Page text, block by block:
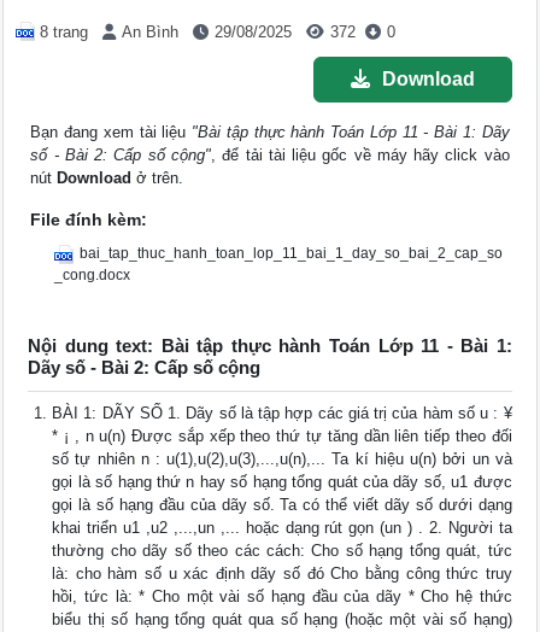
8 trang An Bình 29/08/2025 372 0
Download
Bạn đang xem tài liệu "Bài tập thực hành Toán Lớp 11 - Bài 1: Dãy
số - Bài 2: Cấp số cộng", để tải tài liệu gốc về máy hãy click vào
nút Download ở trên.
File đính kèm:
bai_tap_thuc_hanh_toan_lop_11_bai_1_day_so_bai_2_cap_so
_cong.docx
Nội dung text: Bài tập thực hành Toán Lớp 11 - Bài 1:
Dãy số - Bài 2: Cấp số cộng
BÀI 1: DÃY SỐ 1. Dãy số là tập hợp các giá trị của hàm số u : ¥
* ¡ , n u(n) Được sắp xếp theo thứ tự tăng dần liên tiếp theo đối
số tự nhiên n : u(1),u(2),u(3),...,u(n),... Ta kí hiệu u(n) bởi un và
gọi là số hạng thứ n hay số hạng tổng quát của dãy số, u1 được
gọi là số hạng đầu của dãy số. Ta có thể viết dãy số dưới dạng
khai triển u1 ,u2 ,...,un ,... hoặc dạng rút gọn (un ) . 2. Người ta
thường cho dãy số theo các cách: Cho số hạng tổng quát, tức
là: cho hàm số u xác định dãy số đó Cho bằng công thức truy
hồi, tức là: * Cho một vài số hạng đầu của dãy * Cho hệ thức
biểu thị số hạng tổng quát qua số hạng (hoặc một vài số hạng)